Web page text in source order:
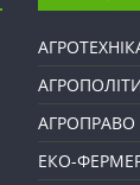
АГРОПРАВО
ЕКО-